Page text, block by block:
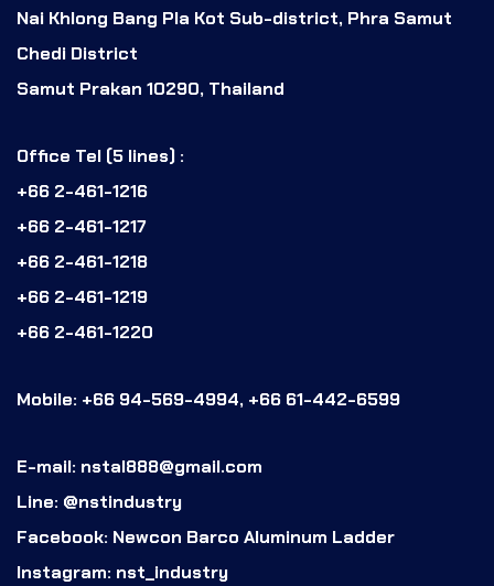
Nai Khlong Bang Pla Kot Sub-district, Phra Samut
Chedi District
Samut Prakan 10290, Thailand
Office Tel (5 lines) :
+66 2-461-1216
+66 2-461-1217
+66 2-461-1218
+66 2-461-1219
+66 2-461-1220
Mobile: +66 94-569-4994, +66 61-442-6599
E-mail: nstal888@gmail.com
Line: @nstindustry
Facebook: Newcon Barco Aluminum Ladder
Instagram: nst_industry